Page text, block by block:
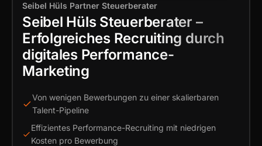
Seibel Hüls Partner Steuerberater
Seibel Hüls Steuerberater –
Erfolgreiches Recruiting durch
digitales Performance-
Marketing
Von wenigen Bewerbungen zu einer skalierbaren
Talent-Pipeline
Effizientes Performance-Recruiting mit niedrigen
Kosten pro Bewerbung